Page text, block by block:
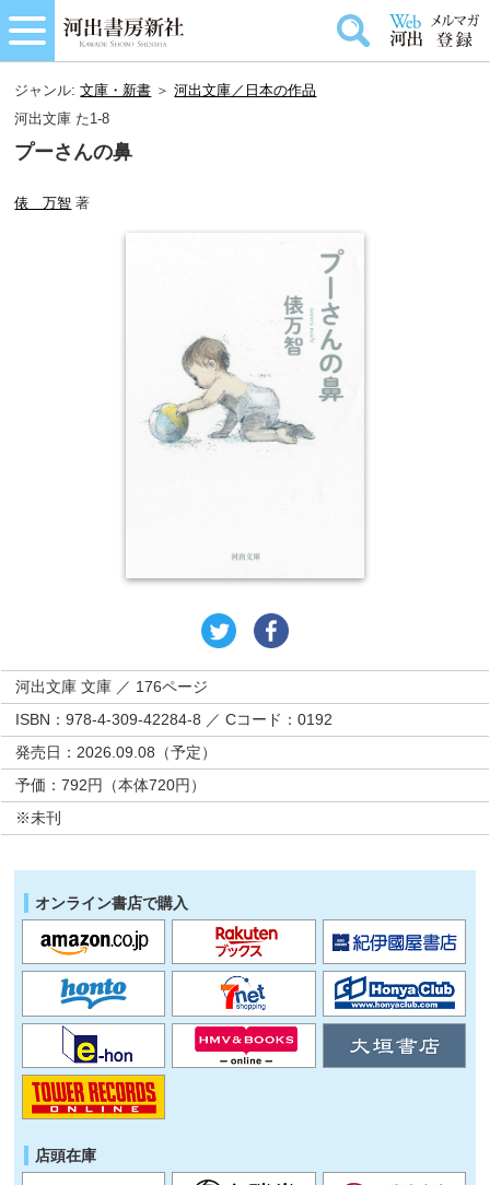
ジャンル:文庫・新書 ＞河出文庫／日本の作品
河出文庫 た1-8
プーさんの鼻
俵 万智 著
河出文庫 文庫 ／ 176ページ
ISBN：978-4-309-42284-8 ／ Cコード：0192
発売日：2026.09.08（予定）
予価：792円（本体720円）
※未刊
オンライン書店で購入
店頭在庫